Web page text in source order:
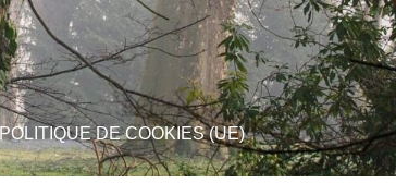
POLITIQUE DE COOKIES (UE)